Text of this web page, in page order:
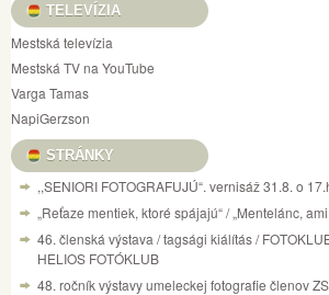
TELEVÍZIA
Mestská televízia
Mestská TV na YouTube
Varga Tamas
NapiGerzson
STRÁNKY
,,SENIORI FOTOGRAFUJÚ“. vernisáž 31.8. o
„Reťaze mentiek, ktoré spájajú“ / „Mentelánc,
46. členská výstava / tagsági kiálítás /
HELIOS FOTÓKLUB
48. ročník výstavy umeleckej fotografie členov